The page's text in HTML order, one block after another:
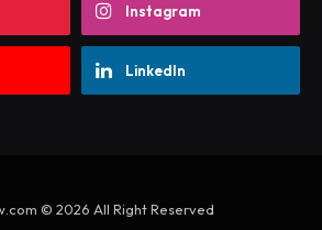
Instagram
LinkedIn
© 2026 All Right Reserved